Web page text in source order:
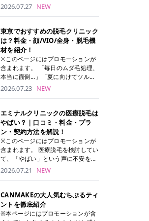
ナーパッド」は、化粧水や美容液を
トナーパッドは洗顔後に肌をやさし
く拭き取ることで、古い角質や余分
な皮脂汚れをオフしながら、うるお
いを与えられるのが特徴✨ さらに、
気になる部分には数分のせて部分用
パックとしても使用できるため、1
両方を叶えられます。 韓国コスメブ
ランドを中心に人気を集めていまし
たが、現在では日本でも定番のスキ
ンケアアイテムとして幅広い世代に
愛用されています。 トナーパッドの
特徴 トナーパッドと拭き取り化粧水
の違い 「トナーパッド」と「拭き取
り化粧水」はどちらも洗顔後に使用
するスキンケアアイテムですが、使
い方や特徴に違いがあります。 トナ
ーパッドは、化粧水があらかじめパ
ッドに含まれているため、コットン
を用意する手間がなく、忙しい朝で
もサッと使えるのが魅力です。 ま
た、保湿成分を豊富に配合した商品
2026.07.27 NEW
東京でおすすめの脱毛クリニック
は？料金・顔/VIO/全身・脱毛機
材を紹介！
※このページにはプロモーションが
含まれます。 「毎日のムダ毛処理、
本当に面倒…」「夏に向けてツルツ
ル肌になりたい！」 そう思って東京
べばいいの？と迷ってしまいますよ
ね。 この記事では、医療脱毛の基本
から、東京で特に通いやすいフレイ
アクリニック・レジーナクリニッ
ク・エミナルクリニック・リゼクリ
ニックの4院について、分かりやす
リニックを見つけて、面倒な自己処
理から卒業しちゃいましょう♪ クリ
ニック 全身＋VIO 全身＋VIO＋顔 特
徴 脱毛器 詳細 フレイアクリニック
52,800円(税込)/5回 94,600円(税
込)/5回 肌への負担に配慮しなが
2026.07.23 NEW
エミナルクリニックの医療脱毛は
やばい？｜口コミ・料金・プラ
ン・契約方法を解説！
※このページにはプロモーションが
含まれます。 医療脱毛を検討してい
て、「やばい」という声に不安を抱
える方も多いのではないでしょう
体系をはじめ、学生や友人同士でお
得になる割引キャンペーン、無料カ
ウンセリングから施術までの具体的
2026.07.21 NEW
CANMAKEの大人気むちぷるティ
ントを徹底紹介
※本ページにはプロモーションが含